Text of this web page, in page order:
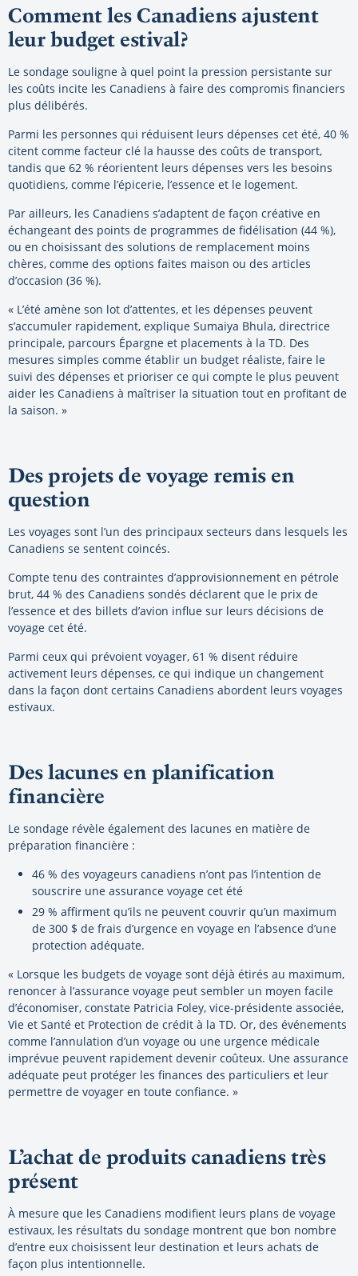
Comment les Canadiens ajustent
leur budget estival?
Le sondage souligne à quel point la pression persistante sur
les coûts incite les Canadiens à faire des compromis financiers
plus délibérés.
Parmi les personnes qui réduisent leurs dépenses cet été, 40 %
citent comme facteur clé la hausse des coûts de transport,
tandis que 62 % réorientent leurs dépenses vers les besoins
quotidiens, comme l’épicerie, l’essence et le logement.
Par ailleurs, les Canadiens s’adaptent de façon créative en
échangeant des points de programmes de fidélisation (44 %),
ou en choisissant des solutions de remplacement moins
chères, comme des options faites maison ou des articles
d’occasion (36 %).
« L’été amène son lot d’attentes, et les dépenses peuvent
s’accumuler rapidement, explique Sumaiya Bhula, directrice
principale, parcours Épargne et placements à la TD. Des
mesures simples comme établir un budget réaliste, faire le
suivi des dépenses et prioriser ce qui compte le plus peuvent
aider les Canadiens à maîtriser la situation tout en profitant de
la saison. »
Des projets de voyage remis en
question
Les voyages sont l’un des principaux secteurs dans lesquels les
Canadiens se sentent coincés.
Compte tenu des contraintes d’approvisionnement en pétrole
brut, 44 % des Canadiens sondés déclarent que le prix de
l’essence et des billets d’avion influe sur leurs décisions de
voyage cet été.
Parmi ceux qui prévoient voyager, 61 % disent réduire
activement leurs dépenses, ce qui indique un changement
dans la façon dont certains Canadiens abordent leurs voyages
estivaux.
Des lacunes en planification
financière
Le sondage révèle également des lacunes en matière de
préparation financière :
46 % des voyageurs canadiens n’ont pas l’intention de
souscrire une assurance voyage cet été
29 % affirment qu’ils ne peuvent couvrir qu’un maximum
de 300 $ de frais d’urgence en voyage en l’absence d’une
protection adéquate.
« Lorsque les budgets de voyage sont déjà étirés au maximum,
renoncer à l’assurance voyage peut sembler un moyen facile
d’économiser, constate Patricia Foley, vice-présidente associée,
Vie et Santé et Protection de crédit à la TD. Or, des événements
comme l’annulation d’un voyage ou une urgence médicale
imprévue peuvent rapidement devenir coûteux. Une assurance
adéquate peut protéger les finances des particuliers et leur
permettre de voyager en toute confiance. »
L’achat de produits canadiens très
présent
À mesure que les Canadiens modifient leurs plans de voyage
estivaux, les résultats du sondage montrent que bon nombre
d’entre eux choisissent leur destination et leurs achats de
façon plus intentionnelle.